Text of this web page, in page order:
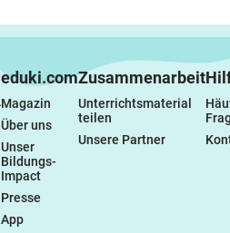
eduki.com
Magazin
Über uns
Unser
Bildungs-
Impact
Presse
App
Zusammenarbeit
Unterrichtsmaterial
teilen
Unsere Partner